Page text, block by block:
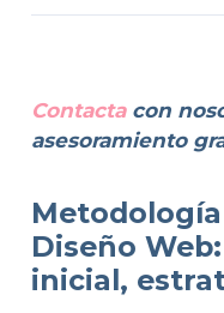
Contactacon
asesoramiento
Diseño
inicial,